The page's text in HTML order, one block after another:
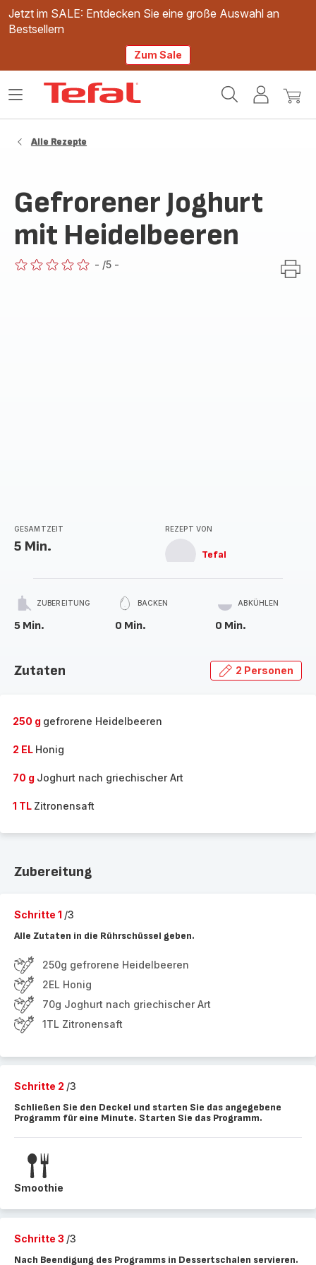
Jetzt im SALE: Entdecken Sie eine große Auswahl an
Bestsellern
Zum Sale
Mein
Mein
Das
Alle Rezepte
Gefrorener Joghurt
mit Heidelbeeren
- /5 -
GESAMTZEIT
5 Min.
REZEPT VON
Tefal
ZUBEREITUNG
5 Min.
BACKEN
0 Min.
ABKÜHLEN
0 Min.
Zutaten 2 Personen
250 g gefrorene Heidelbeeren
2 EL Honig
70 g Joghurt nach griechischer Art
1 TL Zitronensaft
Zubereitung
Schritte 1 /3
Alle Zutaten in die Rührschüssel geben.
250g gefrorene Heidelbeeren
2EL Honig
70g Joghurt nach griechischer Art
1TL Zitronensaft
Schritte 2 /3
Schließen Sie den Deckel und starten Sie das angegebene
Programm für eine Minute. Starten Sie das Programm.
Smoothie
Schritte 3 /3
Nach Beendigung des Programms in Dessertschalen servieren.